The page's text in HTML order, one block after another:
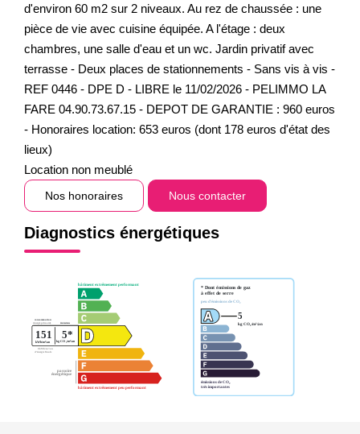
d'environ 60 m2 sur 2 niveaux. Au rez de chaussée : une
pièce de vie avec cuisine équipée. A l'étage : deux
chambres, une salle d'eau et un wc. Jardin privatif avec
terrasse - Deux places de stationnements - Sans vis à vis -
REF 0446 - DPE D - LIBRE le 11/02/2026 - PELIMMO LA
FARE 04.90.73.67.15 - DEPOT DE GARANTIE : 960 euros
- Honoraires location: 653 euros (dont 178 euros d'état des
lieux)
Location non meublé
Nos honoraires Nous contacter
Diagnostics énergétiques